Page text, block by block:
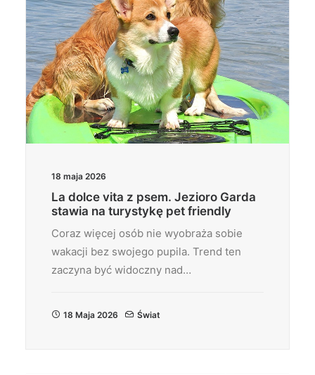
18 maja 2026
La dolce vita z psem. Jezioro Garda
stawia na turystykę pet friendly
Coraz więcej osób nie wyobraża sobie
wakacji bez swojego pupila. Trend ten
zaczyna być widoczny nad…
18 Maja 2026 Świat